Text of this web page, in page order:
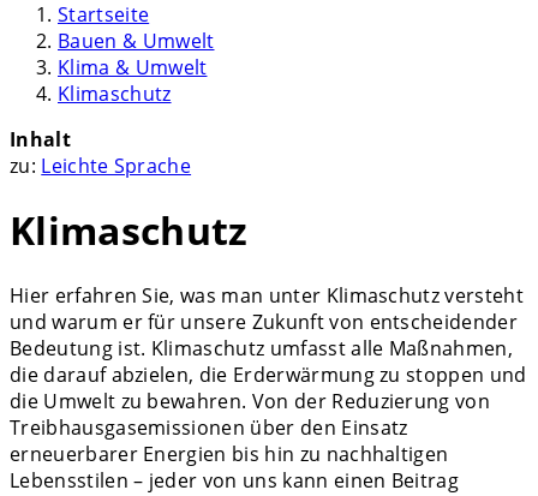
Startseite
Bauen & Umwelt
Klima & Umwelt
Klimaschutz
Inhalt
zu: Leichte Sprache
Klimaschutz
Hier erfahren Sie, was man unter Klimaschutz versteht
und warum er für unsere Zukunft von entscheidender
Bedeutung ist. Klimaschutz umfasst alle Maßnahmen,
die darauf abzielen, die Erderwärmung zu stoppen und
die Umwelt zu bewahren. Von der Reduzierung von
Treibhausgasemissionen über den Einsatz
erneuerbarer Energien bis hin zu nachhaltigen
Lebensstilen – jeder von uns kann einen Beitrag